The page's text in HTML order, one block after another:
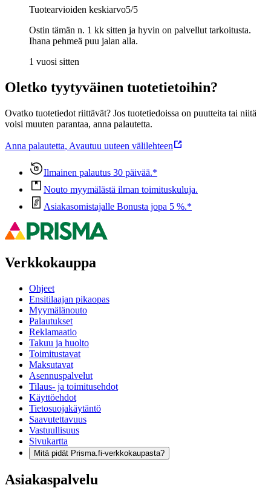
Tuotearvioiden keskiarvo5/5
Ostin tämän n. 1 kk sitten ja hyvin on palvellut tarkoitusta.
Ihana pehmeä puu jalan alla.
1 vuosi sitten
Oletko tyytyväinen tuotetietoihin?
Ovatko tuotetiedot riittävät? Jos tuotetiedoissa on puutteita tai niitä
voisi muuten parantaa, anna palautetta.
Anna palautetta, Avautuu uuteen välilehteen
Ilmainen palautus 30 päivää.*
Nouto myymälästä ilman toimituskuluja.
Asiakasomistajalle Bonusta jopa 5 %.*
Verkkokauppa
Ohjeet
Ensitilaajan pikaopas
Myymälänouto
Palautukset
Reklamaatio
Takuu ja huolto
Toimitustavat
Maksutavat
Asennuspalvelut
Tilaus- ja toimitusehdot
Käyttöehdot
Tietosuojakäytäntö
Saavutettavuus
Vastuullisuus
Sivukartta
Mitä pidät Prisma.fi-verkkokaupasta?
Asiakaspalvelu